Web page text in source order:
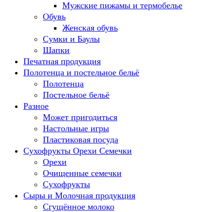
Мужские пижамы и термобелье
Обувь
Женская обувь
Сумки и Баулы
Шапки
Печатная продукция
Полотенца и постельное бельё
Полотенца
Постельное бельё
Разное
Может пригодиться
Настольные игры
Пластиковая посуда
Сухофрукты Орехи Семечки
Орехи
Очищенные семечки
Сухофрукты
Сыры и Молочная продукция
Сгущённое молоко